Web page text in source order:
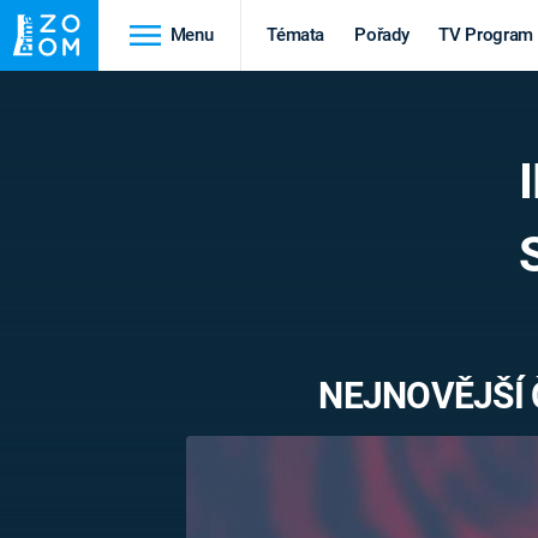
Menu Témata Pořady TV Program
Výročí
NEJNOVĚJŠÍ